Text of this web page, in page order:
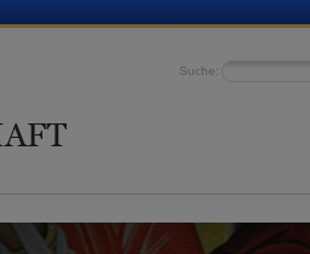
Suche: